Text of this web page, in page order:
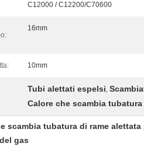
C12000 / C12200/C70600
16mm
10mm
Tubi alettati espelsi,
Calore che scambia
scambia tubatura di rame
gas